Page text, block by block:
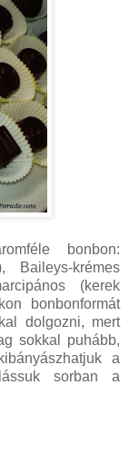
bonbon:
Baileys-krémes
(kerek
bonbonformát
dolgozni, mert
sokkal puhább,
a
sorban a